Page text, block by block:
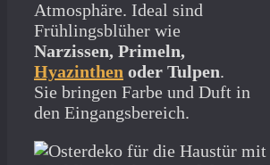
Atmosphäre. Ideal sind
Frühlingsblüher wie
Narzissen, Primeln,
Hyazinthen oder Tulpen.
Sie bringen Farbe und Duft in
den Eingangsbereich.